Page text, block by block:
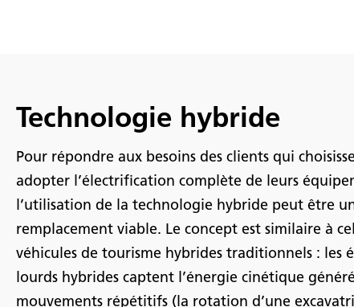
Technologie hybride
Pour répondre aux besoins des clients qui
adopter l’électrification complète de leurs
l’utilisation de la technologie hybride peut être
remplacement viable. Le concept est similaire à
véhicules de tourisme hybrides traditionnels : les
lourds hybrides captent l’énergie cinétique
mouvements répétitifs (la rotation d’une